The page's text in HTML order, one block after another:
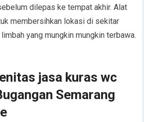
dilepas ke tempat akhir. Alat
membersihkan lokasi di sekitar
yang mungkin mungkin terbawa.
jasa kuras wc
Semarang